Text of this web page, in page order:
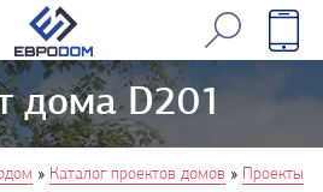
дома D201
» Каталог проектов домов » Проекты